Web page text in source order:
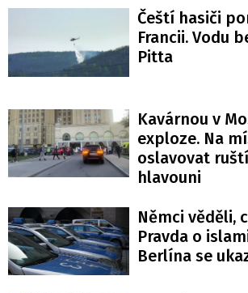
Čeští hasiči
Francii. Vodu
Pitta
Kavárnou v
exploze. Na
oslavovat
hlavouni
Němci věděli,
Pravda o
Berlína se